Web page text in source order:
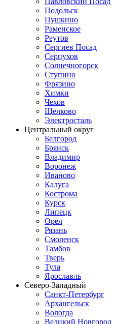
Подольск
Пушкино
Раменское
Реутов
Сергиев Посад
Серпухов
Солнечногорск
Ступино
Фрязино
Химки
Чехов
Щелково
Электросталь
Центральный округ
Белгород
Брянск
Владимир
Воронеж
Иваново
Калуга
Кострома
Курск
Липецк
Орел
Рязань
Смоленск
Тамбов
Тверь
Тула
Ярославль
Северо-Западный
Санкт-Петербург
Архангельск
Вологда
Великий Новгород